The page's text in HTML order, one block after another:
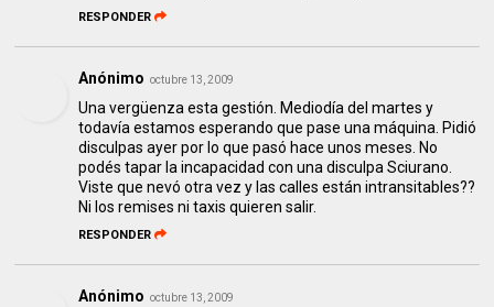
RESPONDER
Anónimo octubre 13, 2009
Una vergüenza esta gestión. Mediodía del martes y
todavía estamos esperando que pase una máquina. Pidió
disculpas ayer por lo que pasó hace unos meses. No
podés tapar la incapacidad con una disculpa Sciurano.
Viste que nevó otra vez y las calles están intransitables??
Ni los remises ni taxis quieren salir.
RESPONDER
Anónimo octubre 13, 2009